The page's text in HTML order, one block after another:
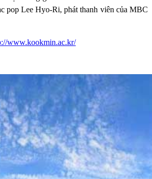
pop Lee Hyo-Ri, phát thanh viên của MBC
www.kookmin.ac.kr/